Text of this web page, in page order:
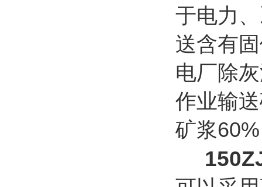
于电力
送含有
电厂除
作业输
矿浆60%